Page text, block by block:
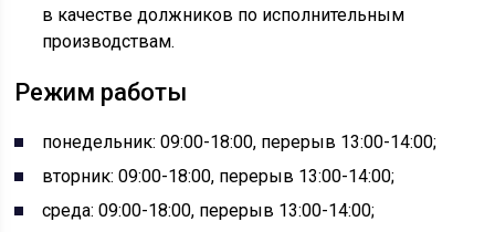
в качестве должников по исполнительным
производствам.
Режим работы
понедельник: 09:00-18:00, перерыв 13:00-14:00;
вторник: 09:00-18:00, перерыв 13:00-14:00;
среда: 09:00-18:00, перерыв 13:00-14:00;